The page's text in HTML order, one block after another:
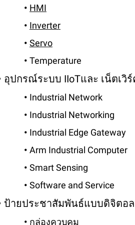
HMI
Inverter
Servo
Temperature
อุปกรณ์ระบบ IIoTและ เน็ตเวิ
Industrial Network
Industrial Networking
Industrial Edge Gateway
Arm Industrial Computer
Smart Sensing
Software and Service
ป้ายประชาสัมพันธ์แบบดิจิตอล
กล่องควบคุม